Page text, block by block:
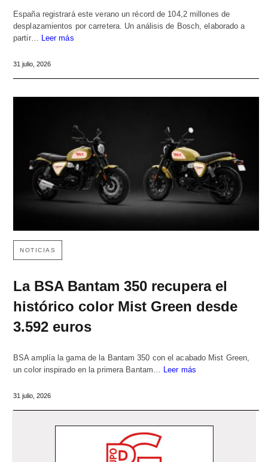
España registrará este verano un récord de 104,2 millones de
desplazamientos por carretera. Un análisis de Bosch, elaborado a
partir… Leer más
31 julio, 2026
NOTICIAS
La BSA Bantam 350 recupera el
histórico color Mist Green desde
3.592 euros
BSA amplía la gama de la Bantam 350 con el acabado Mist Green,
un color inspirado en la primera Bantam… Leer más
31 julio, 2026